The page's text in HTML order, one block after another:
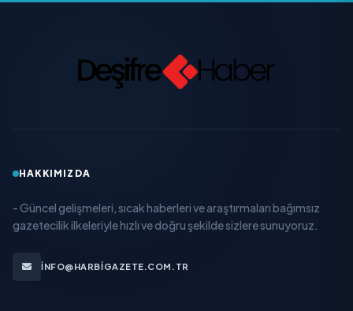
HAKKIMIZDA
- Güncel gelişmeleri, sıcak haberleri ve araştırmaları bağımsız
gazetecilik ilkeleriyle hızlı ve doğru şekilde sizlere sunuyoruz.
INFO@HARBIGAZETE.COM.TR